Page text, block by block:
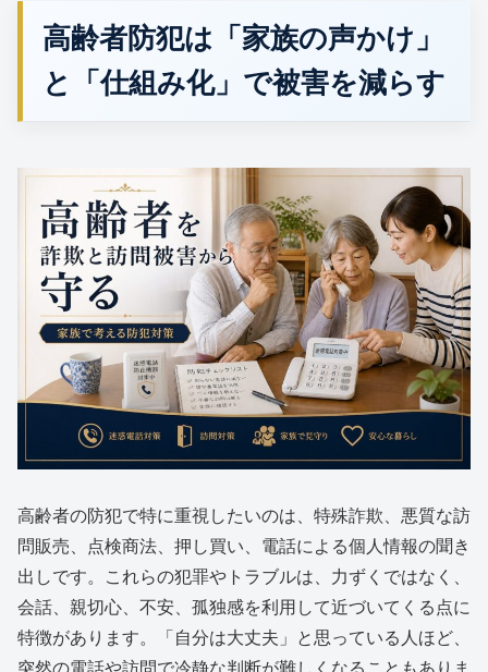
高齢者防犯は「家族の声かけ」
と「仕組み化」で被害を減らす
高齢者の防犯で特に重視したいのは、特殊詐欺、悪質な訪
問販売、点検商法、押し買い、電話による個人情報の聞き
出しです。これらの犯罪やトラブルは、力ずくではなく、
会話、親切心、不安、孤独感を利用して近づいてくる点に
特徴があります。「自分は大丈夫」と思っている人ほど、
突然の電話や訪問で冷静な判断が難しくなることもありま